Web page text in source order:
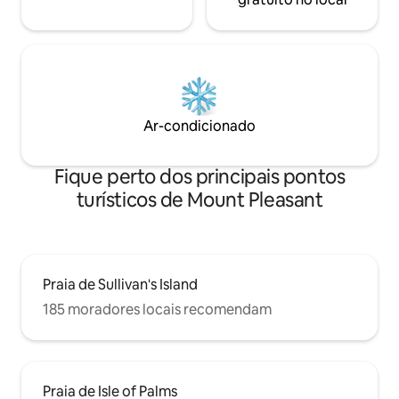
Ar-condicionado
Fique perto dos principais pontos
turísticos de Mount Pleasant
Praia de Sullivan's Island
185 moradores locais recomendam
Praia de Isle of Palms